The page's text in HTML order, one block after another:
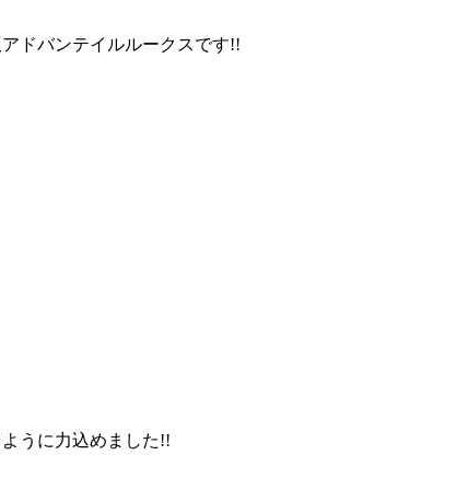
ドバンテイルルークスです!!
うに力込めました!!